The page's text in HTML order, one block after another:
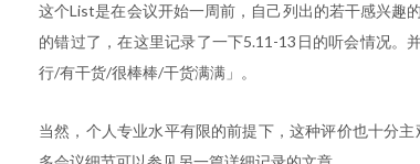
这个List是在会议开始一周前，自己列出的若干感兴趣
的错过了，在这里记录了一下5.11-13日的听会情况
行/有干货/很棒棒/干货满满」。
当然，个人专业水平有限的前提下，这种评价也十分